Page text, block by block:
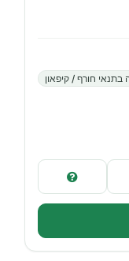
חורף / קיפאון